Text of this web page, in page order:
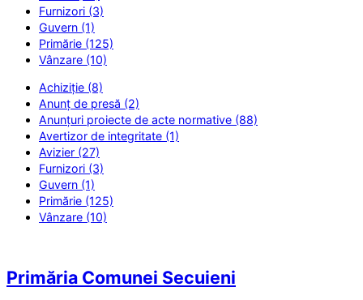
Furnizori (3)
Guvern (1)
Primărie (125)
Vânzare (10)
Achiziție (8)
Anunț de presă (2)
Anunțuri proiecte de acte normative (88)
Avertizor de integritate (1)
Avizier (27)
Furnizori (3)
Guvern (1)
Primărie (125)
Vânzare (10)
Primăria Comunei Secuieni